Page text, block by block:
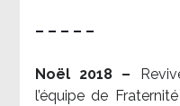
– – – – –
Noël 2018 –
l’équipe de